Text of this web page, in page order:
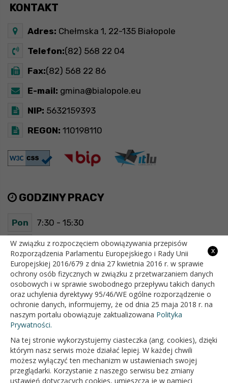
KONTAKT
Adres: Chełmska 1, 22-135 Białopole
Telefon:(82) 568 22 04
Fax:(82) 568 22 86
E-mail: gmina@bialopole.eu
NIP: 5632159393
REGON: 110198110
GODZINY PRACY
Pon 7:30 - 15:30
Wt 7:30 - 15:30
Śr 7:30 - 15:30
Czw 7:30 - 15:30
Pt 7:30 - 15:30
OFICJALNY SERWIS INTERNETOWY GMINY BIAŁOPOLE
x
W związku z rozpoczęciem obowiązywania przepisów
Rozporządzenia Parlamentu Europejskiego i Rady Unii
Europejskiej 2016/679 z dnia 27 kwietnia 2016 r. w sprawie
ochrony osób fizycznych w związku z przetwarzaniem danych
osobowych i w sprawie swobodnego przepływu takich danych
oraz uchylenia dyrektywy 95/46/WE ogólne rozporządzenie o
ochronie danych, informujemy, że od dnia 25 maja 2018 r. na
naszym portalu obowiązuje zaktualizowana Polityka
Prywatności.
Na tej stronie wykorzystujemy ciasteczka (ang. cookies), dzięki
którym nasz serwis może działać lepiej. W każdej chwili
możesz wyłączyć ten mechanizm w ustawieniach swojej
przeglądarki. Korzystanie z naszego serwisu bez zmiany
ustawień dotyczących cookies, umieszcza je w pamięci